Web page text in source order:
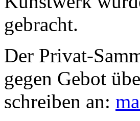
gebracht.
Der Privat-
gegen Gebot
schreiben an: